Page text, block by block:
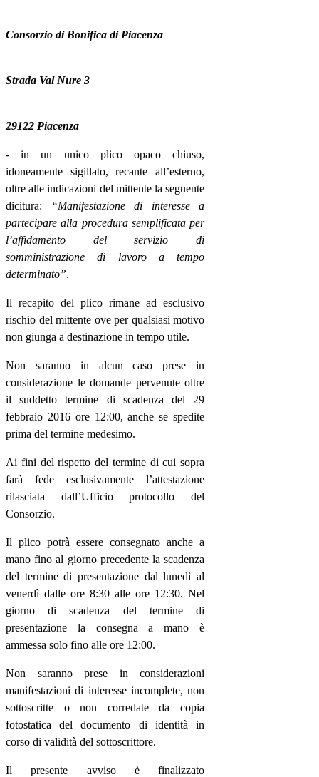
Consorzio di Bonifica di Piacenza
Strada Val Nure 3
29122 Piacenza
- in un unico plico opaco chiuso,
idoneamente sigillato, recante all’esterno,
oltre alle indicazioni del mittente la seguente
dicitura:
“Manifestazione di interesse a
partecipare alla procedura semplificata per
l’affidamento del servizio di
somministrazione di lavoro a tempo
determinato”.
Il recapito del plico rimane ad esclusivo
rischio del mittente ove per qualsiasi motivo
non giunga a destinazione in tempo utile.
Non saranno in alcun caso prese in
considerazione le domande pervenute oltre
il suddetto termine di scadenza del 29
febbraio 2016 ore 12:00, anche se spedite
prima del termine medesimo.
Ai fini del rispetto del termine di cui sopra
farà fede esclusivamente l’attestazione
rilasciata dall’Ufficio protocollo del
Consorzio.
Il plico potrà essere consegnato anche a
mano fino al giorno precedente la scadenza
del termine di presentazione dal lunedì al
venerdì dalle ore 8:30 alle ore 12:30. Nel
giorno di scadenza del termine di
presentazione la consegna a mano è
ammessa solo fino alle ore 12:00.
Non saranno prese in considerazioni
manifestazioni di interesse incomplete, non
sottoscritte o non corredate da copia
fotostatica del documento di identità in
corso di validità del sottoscrittore.
Il presente avviso è finalizzato